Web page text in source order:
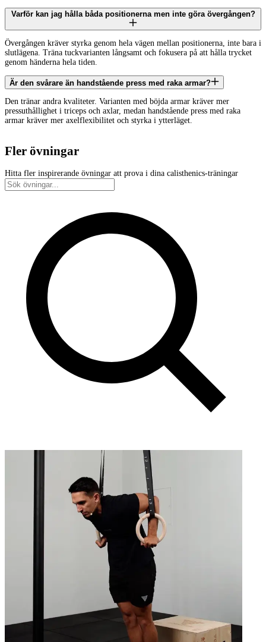
Varför kan jag hålla båda positionerna men inte göra övergången?
Övergången kräver styrka genom hela vägen mellan positionerna, inte bara i
slutlägena. Träna tuckvarianten långsamt och fokusera på att hålla trycket
genom händerna hela tiden.
Är den svårare än handstående press med raka armar?
Den tränar andra kvaliteter. Varianten med böjda armar kräver mer
pressuthållighet i triceps och axlar, medan handstående press med raka
armar kräver mer axelflexibilitet och styrka i ytterläget.
Fler övningar
Hitta fler inspirerande övningar att prova i dina calisthenics-träningar